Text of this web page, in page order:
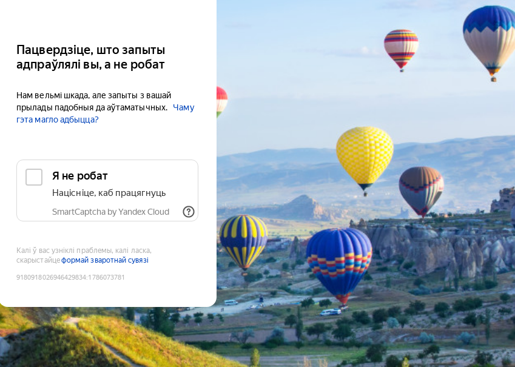
Пацвердзіце, што запыты
адпраўлялі вы, а не робат
Нам вельмі шкада, але запыты з вашай
прылады падобныя да аўтаматычных.
Чаму
гэта магло адбыцца?
Я не робат
Націсніце, каб працягнуць
SmartCaptcha by Yandex Cloud
Калі ў вас узніклі праблемы, калі ласка,
скарыстайцеформай зваротнай сувязі
9180918026946429834:1786073781